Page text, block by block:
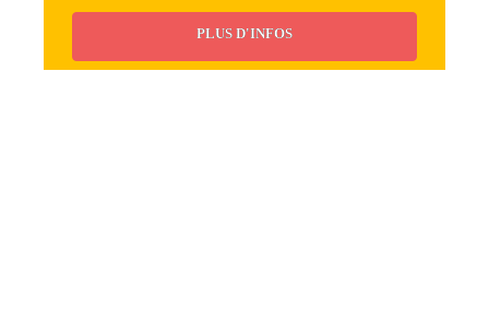
PLUS D'INFOS